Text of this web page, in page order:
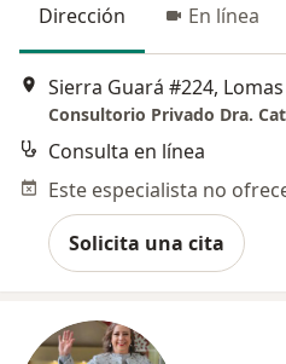
Dirección En línea
Consultorio Privado Dra.
Consulta en línea
Solicita una cita